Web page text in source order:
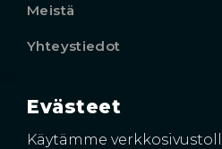
Meistä
Yhteystiedot
Käyntiosoite
Harkkoraudantie 4
Evästeet
Käytämme